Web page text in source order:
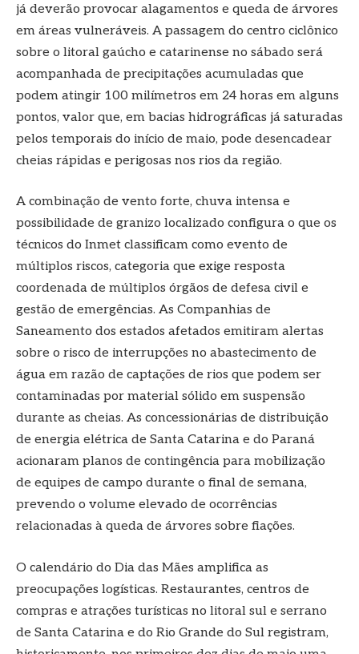
já deverão provocar alagamentos e queda de árvores
em áreas vulneráveis. A passagem do centro ciclônico
sobre o litoral gaúcho e catarinense no sábado será
acompanhada de precipitações acumuladas que
podem atingir 100 milímetros em 24 horas em alguns
pontos, valor que, em bacias hidrográficas já saturadas
pelos temporais do início de maio, pode desencadear
cheias rápidas e perigosas nos rios da região.
A combinação de vento forte, chuva intensa e
possibilidade de granizo localizado configura o que os
técnicos do Inmet classificam como evento de
múltiplos riscos, categoria que exige resposta
coordenada de múltiplos órgãos de defesa civil e
gestão de emergências. As Companhias de
Saneamento dos estados afetados emitiram alertas
sobre o risco de interrupções no abastecimento de
água em razão de captações de rios que podem ser
contaminadas por material sólido em suspensão
durante as cheias. As concessionárias de distribuição
de energia elétrica de Santa Catarina e do Paraná
acionaram planos de contingência para mobilização
de equipes de campo durante o final de semana,
prevendo o volume elevado de ocorrências
relacionadas à queda de árvores sobre fiações.
O calendário do Dia das Mães amplifica as
preocupações logísticas. Restaurantes, centros de
compras e atrações turísticas no litoral sul e serrano
de Santa Catarina e do Rio Grande do Sul registram,